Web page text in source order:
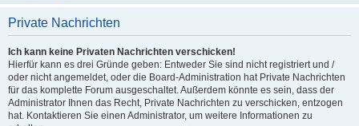
Private Nachrichten
Ich kann keine Privaten Nachrichten verschicken!
Hierfür kann es drei Gründe geben: Entweder Sie sind nicht registriert und /
oder nicht angemeldet, oder die Board-Administration hat Private Nachrichten
für das komplette Forum ausgeschaltet. Außerdem könnte es sein, dass der
Administrator Ihnen das Recht, Private Nachrichten zu verschicken, entzogen
hat. Kontaktieren Sie einen Administrator, um weitere Informationen zu